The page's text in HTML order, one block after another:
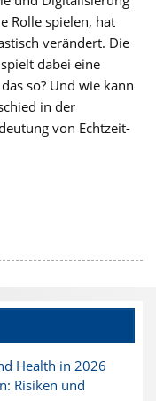
Rolle spielen, hat
verändert. Die
dabei eine
so? Und wie kann
in der
von Echtzeit-
Health in 2026
Risiken und